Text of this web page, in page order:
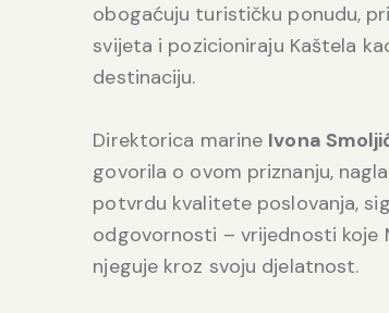
obogaćuju turističku ponudu,
svijeta i pozicioniraju Kaštela
destinaciju.
Direktorica marine Ivona
govorila o ovom priznanju,
potvrdu kvalitete poslovanja,
odgovornosti – vrijednosti koje
njeguje kroz svoju djelatnost.